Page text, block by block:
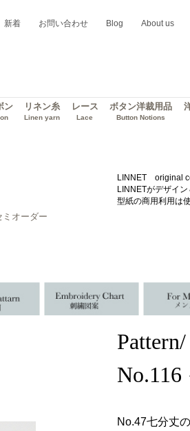
About us
Blog
お問い合わせ
新着
ン リネン糸
Linen yarn
レース
Lace
ボタン洋裁用品
Button Notions
ミオーダー
LINNET original
LINNETがデザイ
型紙の商用利用は
Pattern/
No.47七分丈